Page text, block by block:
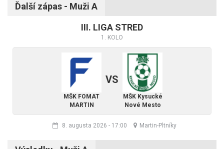
Ďalší zápas - Muži A
III. LIGA STRED
1. KOLO
MŠK FOMAT
MARTIN
VS
MŠK Kysucké
Nové Mesto
8. augusta 2026 - 17:00 Martin-Pltníky